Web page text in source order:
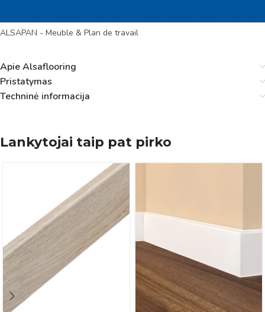
ALSAPAN - Meuble & Plan de travail
Apie Alsaflooring
Pristatymas
Techninė informacija
Lankytojai taip pat pirko